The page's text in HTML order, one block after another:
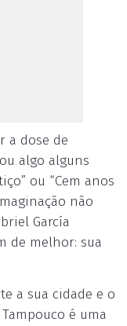
a dose de
algo alguns
ou “Cem anos
não
García
de melhor: sua
a sua cidade e o
é uma